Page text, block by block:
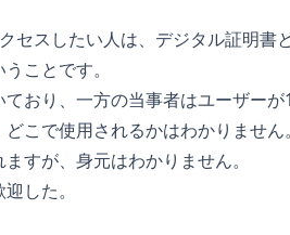
セスしたい人は、デジタル証明書
ことです。
おり、一方の当事者はユーザー
こで使用されるかはわかりませ
すが、身元はわかりません。
した。